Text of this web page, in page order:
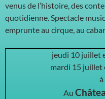
venus de l’histoire, des
quotidienne. Spectacle
emprunte au cirque, au
jeudi 10 juillet
mardi 15 juillet
Au